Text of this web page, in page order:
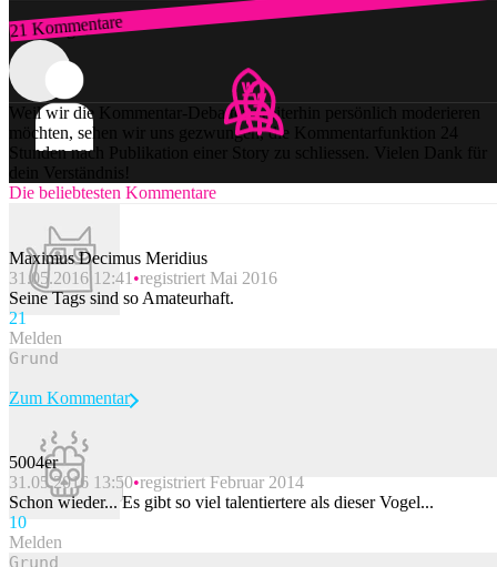
21 Kommentare
Zum Login
Weil wir die Kommentar-Debatten weiterhin persönlich moderieren
möchten, sehen wir uns gezwungen, die Kommentarfunktion 24
Stunden nach Publikation einer Story zu schliessen. Vielen Dank für
dein Verständnis!
Die beliebtesten Kommentare
Maximus Decimus Meridius
31.05.2016 12:41 registriert Mai 2016
Seine Tags sind so Amateurhaft.
21
Melden
Beitrag melden
Zum Kommentar
5004er
31.05.2016 13:50 registriert Februar 2014
Schon wieder... Es gibt so viel talentiertere als dieser Vogel...
10
Melden